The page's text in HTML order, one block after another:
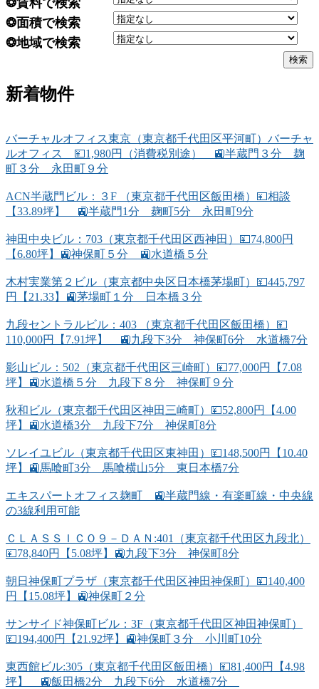
❂面積で検索
❂地域で検索
新着物件
バーチャルオフィス東京（東京都千代田区平河町）バーチャ
ルオフィス 💴1,980円（消費税別途） 🚉半蔵門３分 麹
町３分 永田町９分
ACN半蔵門ビル：３F （東京都千代田区飯田橋）💴相談
【33.89坪】 🚉半蔵門1分 麹町5分 永田町9分
神田中央ビル：703（東京都千代田区西神田）💴74,800円
【6.80坪】🚉神保町５分 🚉水道橋５分
木村実業第２ビル（東京都中央区日本橋茅場町）💴445,797
円【21.33】🚉茅場町１分 日本橋３分
九段セントラルビル：403 （東京都千代田区飯田橋）💴
110,000円【7.91坪】 🚉九段下3分 神保町6分 水道橋7分
影山ビル：502（東京都千代田区三崎町）💴77,000円【7.08
坪】🚉水道橋５分 九段下８分 神保町９分
秋和ビル（東京都千代田区神田三崎町）💴52,800円【4.00
坪】🚉水道橋3分 九段下7分 神保町8分
ソレイユビル（東京都千代田区東神田）💴148,500円【10.40
坪】🚉馬喰町3分 馬喰横山5分 東日本橋7分
エキスパートオフィス麹町 🚉半蔵門線・有楽町線・中央線
の3線利用可能
ＣＬＡＳＳＩＣＯ９－ＤＡＮ:401（東京都千代田区九段北）
💴78,840円【5.08坪】🚉九段下3分 神保町8分
朝日神保町プラザ（東京都千代田区神田神保町）💴140,400
円【15.08坪】🚉神保町２分
サンサイド神保町ビル：3F（東京都千代田区神田神保町）
💴194,400円【21.92坪】🚉神保町３分 小川町10分
東西館ビル:305（東京都千代田区飯田橋）💴81,400円【4.98
坪】 🚉飯田橋2分 九段下6分 水道橋7分